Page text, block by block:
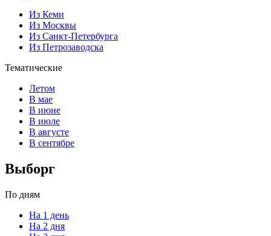
Из Кеми
Из Москвы
Из Санкт-Петербурга
Из Петрозаводска
Тематические
Летом
В мае
В июне
В июле
В августе
В сентябре
Выборг
По дням
На 1 день
На 2 дня